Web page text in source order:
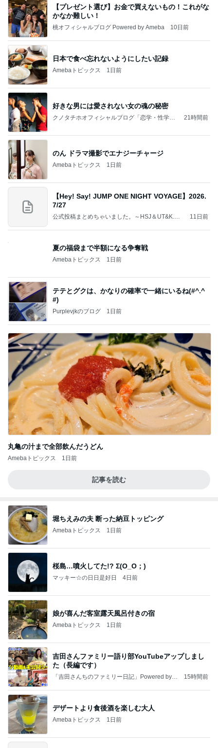
【プレゼント選び】お金で買えないもの！これがな
かなか難しい！
桃オフィシャルブログ Powered by Ameba 10日前
日本で食べ忘れないようにしたい記録
Amebaトピックス 1日前
好きな男には愛されない女の魂の秘密
クノタチホオフィシャルブログ「恋学・性学研
21時間前
のん ドラマ撮影でエナジーチャージ
Amebaトピックス 1日前
【Hey! Say! JUMP ONE NIGHT VOYAGE】2026.
7/27
公式投稿まとめちゃいました。～HSJ＆UT&K.O.
11日前
夏の福袋まで半額になる争奪戦
Amebaトピックス 1日前
テテとグクは、かなりの確率で一緒にいるね(#^.^
#)
Purplevjkのブログ 1日前
丸亀の汁まで全部飲んだうどん
Amebaトピックス 1日前
記事を読む
堀ちえみの夫 断った納豆トッピング
Amebaトピックス 1日前
桜島…噴火してた!? Σ(O_O；)
マッキー☆の日日是好日 4日前
娘が喜んだ客室露天風呂付きの宿
Amebaトピックス 1日前
吉田さんファミリー語り部YouTubeアップしまし
た（長編です）
「吉田さんちのファミリー日記」Powered by A
15時間前
デザートより食後酒を楽しむ大人
Amebaトピックス 1日前